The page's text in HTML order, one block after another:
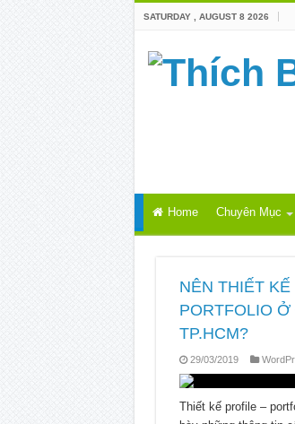
SATURDAY , AUGUST 8 2026
Home Chuyên Mục
NÊN THIẾT
PORTFOLIO
TP.HCM?
29/03/2019
Thiết kế profile –